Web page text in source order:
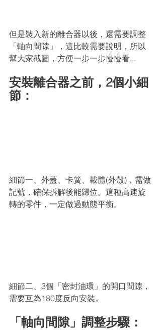
但是裝入新的離合器以後，還需要調整
「軸向間隙」，這比較需要說明，所以
幫大家截圖，方便一步一步慢慢看...
安裝離合器之前，2個小細
節：
細節一、外蓋、卡簧、載體(外殼)，需做
記號，確保拆解後能歸位。 這種高速旋
轉的零件，一定做過動態平衡。
細節二、3個「密封油環」的開口間隙，
需要互為180度反向安裝。
「軸向間隙」調整步驟：